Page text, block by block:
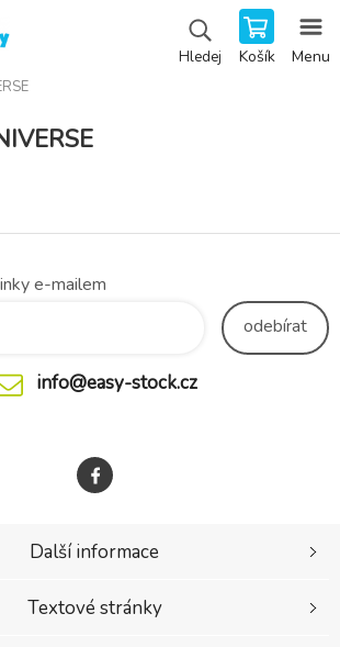
Hledej Košík Menu
e-mailem
odebírat
info@easy-stock.cz
Další informace
Textové stránky